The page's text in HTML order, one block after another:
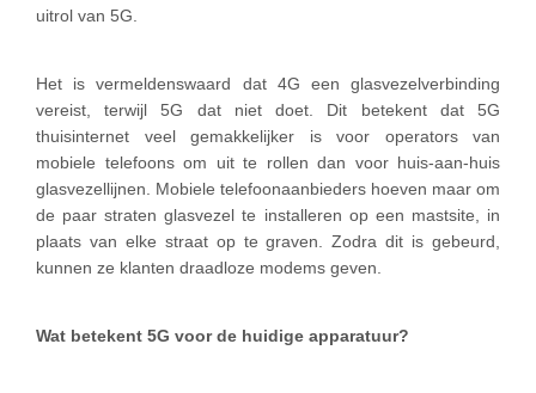
uitrol van 5G.
Het is vermeldenswaard dat 4G een glasvezelverbinding
vereist, terwijl 5G dat niet doet. Dit betekent dat 5G
thuisinternet veel gemakkelijker is voor operators van
mobiele telefoons om uit te rollen dan voor huis-aan-huis
glasvezellijnen. Mobiele telefoonaanbieders hoeven maar om
de paar straten glasvezel te installeren op een mastsite, in
plaats van elke straat op te graven. Zodra dit is gebeurd,
kunnen ze klanten draadloze modems geven.
Wat betekent 5G voor de huidige apparatuur?